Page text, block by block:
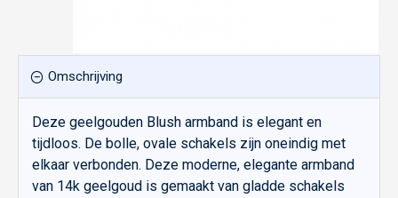
Omschrijving
Deze geelgouden Blush armband is elegant en
tijdloos. De bolle, ovale schakels zijn oneindig met
elkaar verbonden. Deze moderne, elegante armband
van 14k geelgoud is gemaakt van gladde schakels